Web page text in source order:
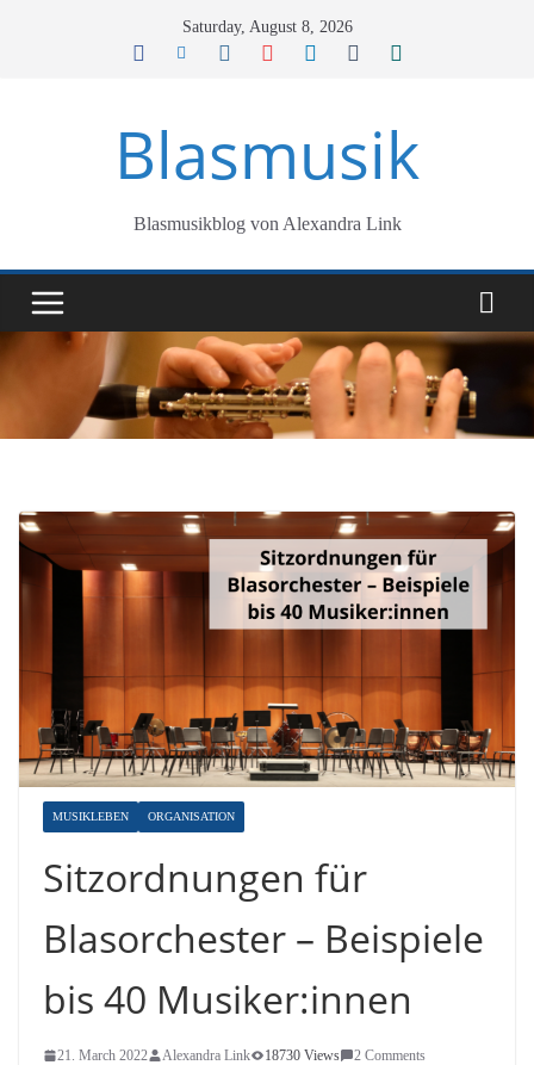
Saturday, August 8, 2026
Blasmusik
Blasmusikblog von Alexandra Link
MUSIKLEBEN ORGANISATION
Sitzordnungen für
Blasorchester – Beispiele
bis 40 Musiker:innen
21. March 2022 Alexandra Link 18730 Views
2 Comments